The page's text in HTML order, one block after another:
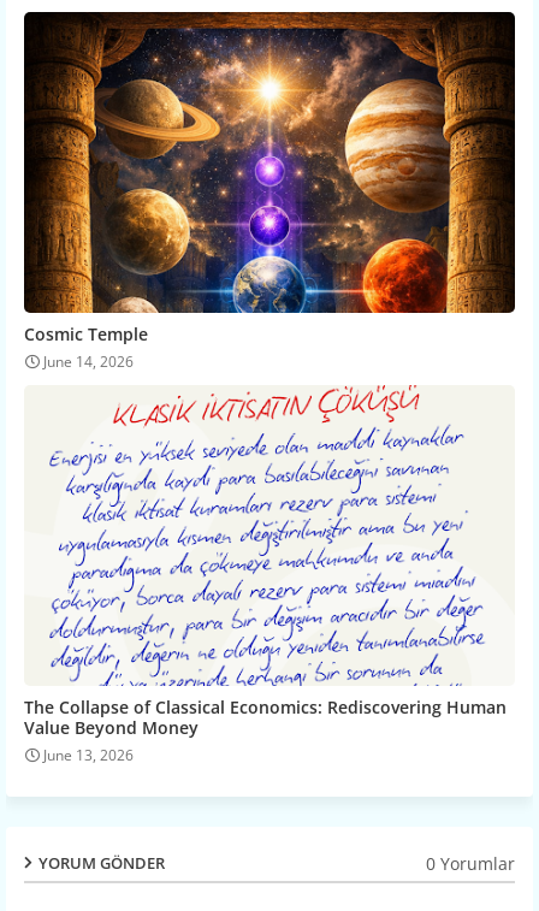
Cosmic Temple
June 14, 2026
The Collapse of Classical Economics: Rediscovering Human
Value Beyond Money
June 13, 2026
YORUM GÖNDER 0 Yorumlar